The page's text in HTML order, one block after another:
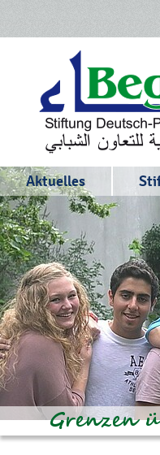
Aktuelles